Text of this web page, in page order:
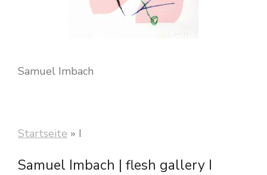
Samuel Imbach
Startseite » I
Samuel Imbach | flesh gallery I